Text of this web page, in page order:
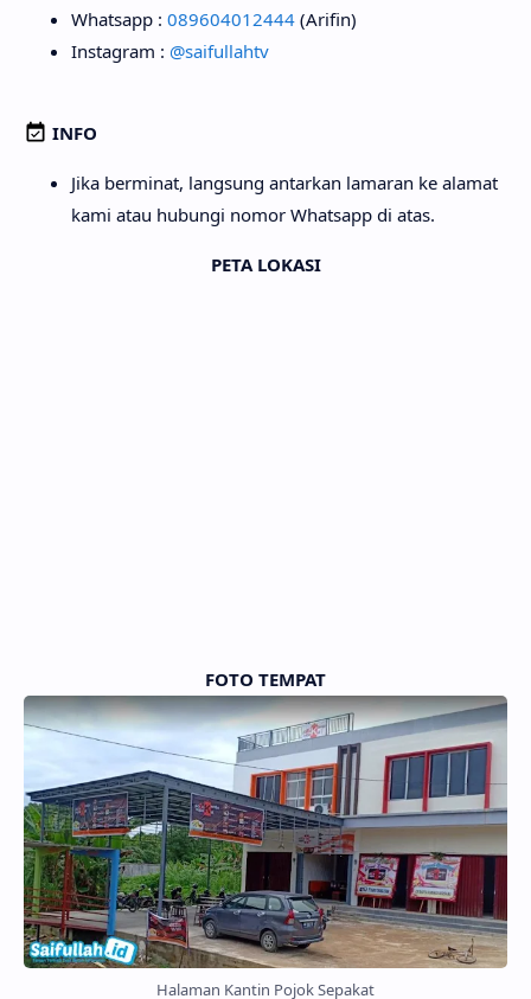
Whatsapp : 089604012444 (Arifin)
Instagram : @saifullahtv
INFO
Jika berminat, langsung antarkan lamaran ke alamat
kami atau hubungi nomor Whatsapp di atas.
PETA LOKASI
FOTO TEMPAT
Halaman Kantin Pojok Sepakat